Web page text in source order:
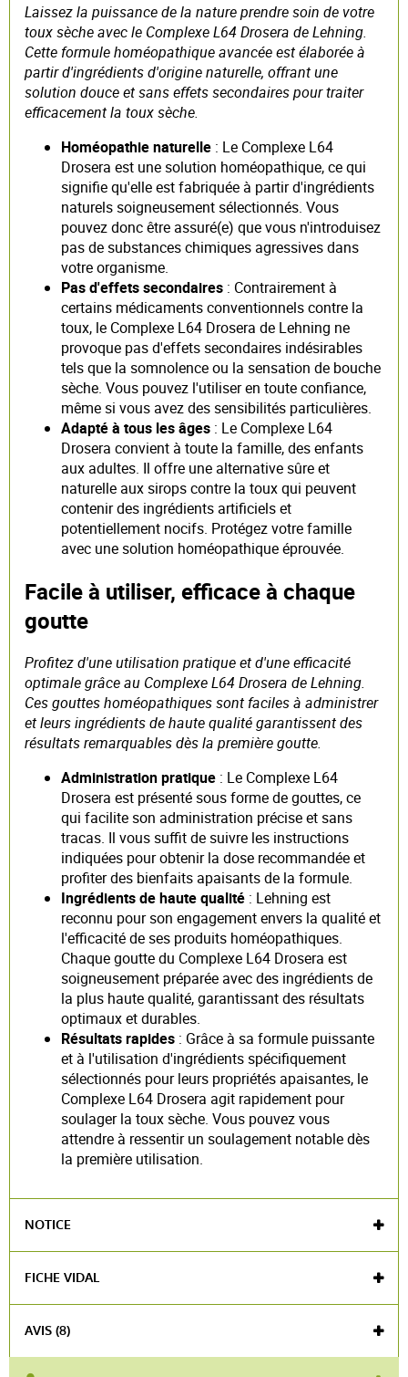
Laissez la puissance de la nature prendre soin de votre
toux sèche avec le Complexe L64 Drosera de Lehning.
Cette formule homéopathique avancée est élaborée à
partir d'ingrédients d'origine naturelle, offrant une
solution douce et sans effets secondaires pour traiter
efficacement la toux sèche.
Homéopathie naturelle : Le Complexe L64
Drosera est une solution homéopathique, ce qui
signifie qu'elle est fabriquée à partir d'ingrédients
naturels soigneusement sélectionnés. Vous
pouvez donc être assuré(e) que vous n'introduisez
pas de substances chimiques agressives dans
votre organisme.
Pas d'effets secondaires : Contrairement à
certains médicaments conventionnels contre la
toux, le Complexe L64 Drosera de Lehning ne
provoque pas d'effets secondaires indésirables
tels que la somnolence ou la sensation de bouche
sèche. Vous pouvez l'utiliser en toute confiance,
même si vous avez des sensibilités particulières.
Adapté à tous les âges : Le Complexe L64
Drosera convient à toute la famille, des enfants
aux adultes. Il offre une alternative sûre et
naturelle aux sirops contre la toux qui peuvent
contenir des ingrédients artificiels et
potentiellement nocifs. Protégez votre famille
avec une solution homéopathique éprouvée.
Facile à utiliser, efficace à chaque
goutte
Profitez d'une utilisation pratique et d'une efficacité
optimale grâce au Complexe L64 Drosera de Lehning.
Ces gouttes homéopathiques sont faciles à administrer
et leurs ingrédients de haute qualité garantissent des
résultats remarquables dès la première goutte.
Administration pratique : Le Complexe L64
Drosera est présenté sous forme de gouttes, ce
qui facilite son administration précise et sans
tracas. Il vous suffit de suivre les instructions
indiquées pour obtenir la dose recommandée et
profiter des bienfaits apaisants de la formule.
Ingrédients de haute qualité : Lehning est
reconnu pour son engagement envers la qualité et
l'efficacité de ses produits homéopathiques.
Chaque goutte du Complexe L64 Drosera est
soigneusement préparée avec des ingrédients de
la plus haute qualité, garantissant des résultats
optimaux et durables.
Résultats rapides : Grâce à sa formule puissante
et à l'utilisation d'ingrédients spécifiquement
sélectionnés pour leurs propriétés apaisantes, le
Complexe L64 Drosera agit rapidement pour
soulager la toux sèche. Vous pouvez vous
attendre à ressentir un soulagement notable dès
la première utilisation.
NOTICE
indésirable(s) lié(s) à l'utilisation d'un médicament
FICHE VIDAL
DROSERA COMPLEXE No 64
AVIS (8)